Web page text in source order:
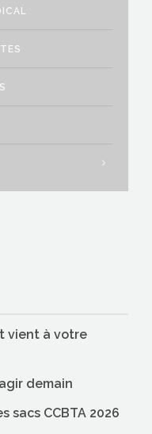
vient à votre
demain
sacs CCBTA 2026